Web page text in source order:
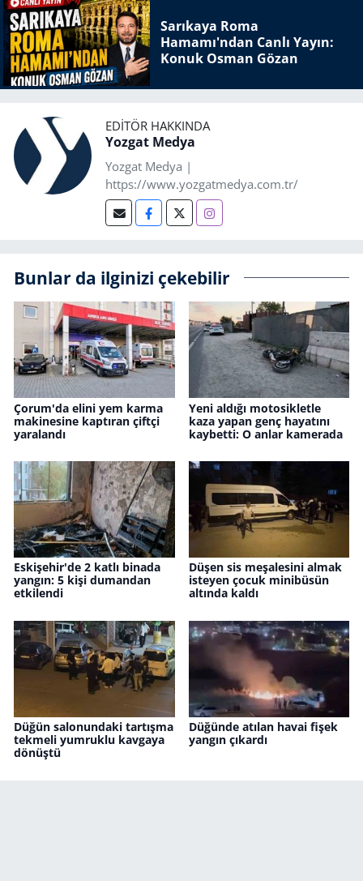
Sarıkaya Roma
Hamamı'ndan Canlı Yayın:
Konuk Osman Gözan
EDITÖR HAKKINDA
Yozgat Medya
Yozgat Medya |
https://www.yozgatmedya.com.tr/
Bunlar da ilginizi çekebilir
Çorum'da elini yem karma
makinesine kaptıran çiftçi
yaralandı
Yeni aldığı motosikletle
kaza yapan genç hayatını
kaybetti: O anlar kamerada
Eskişehir'de 2 katlı binada
yangın: 5 kişi dumandan
etkilendi
Düşen sis meşalesini almak
isteyen çocuk minibüsün
altında kaldı
Düğün salonundaki tartışma
tekmeli yumruklu kavgaya
dönüştü
Düğünde atılan havai fişek
yangın çıkardı